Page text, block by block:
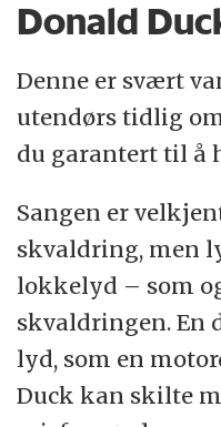
Donald
Denne er svært
utendørs tidlig
du garantert til å
Sangen er
skvaldring, men
lokkelyd – som
skvaldringen. En
lyd, som en
Duck kan skilte